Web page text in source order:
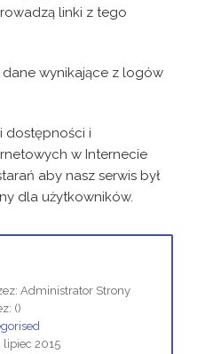
linki z tego
wynikające z logów
dostępności i
w Internecie
aby nasz serwis był
dla użytkowników.
Administrator Strony
()
lipiec 2015